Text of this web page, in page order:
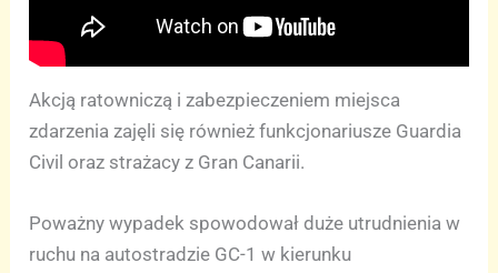
Akcją ratowniczą i zabezpieczeniem miejsca
zdarzenia zajęli się również funkcjonariusze Guardia
Civil oraz strażacy z Gran Canarii.
Poważny wypadek spowodował duże utrudnienia w
ruchu na autostradzie GC-1 w kierunku